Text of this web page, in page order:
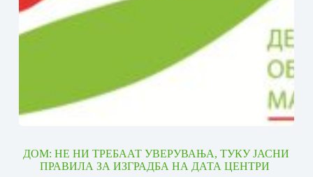
ДОМ: НЕ НИ ТРЕБААТ УВЕРУВАЊА, ТУКУ ЈАСНИ
ПРАВИЛА ЗА ИЗГРАДБА НА ДАТА ЦЕНТРИ